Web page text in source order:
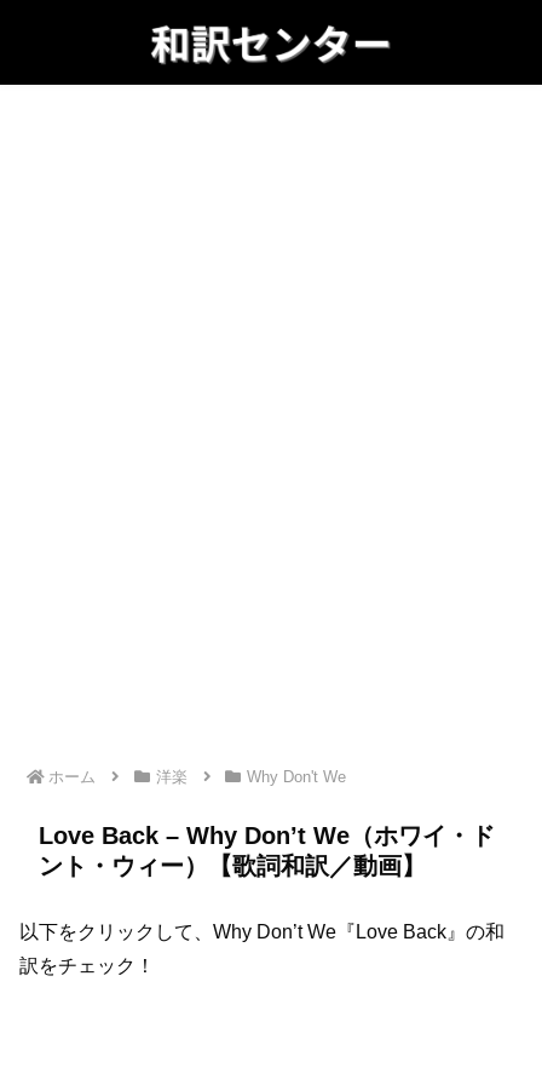
ホーム 洋楽 Why Don't We
Love Back – Why Don’t We（ホワイ・ド
ント・ウィー）【歌詞和訳／動画】
以下をクリックして、Why Don’t We『Love Back』の和
訳をチェック！